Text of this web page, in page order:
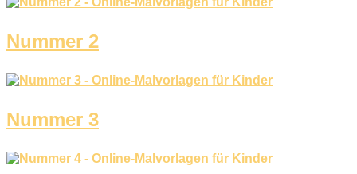
Nummer 2
Nummer 3